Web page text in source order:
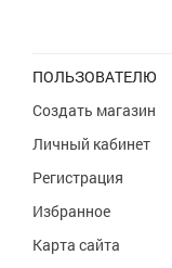
ПОЛЬЗОВАТЕЛЮ
Создать магазин
Личный кабинет
Регистрация
Избранное
Карта сайта